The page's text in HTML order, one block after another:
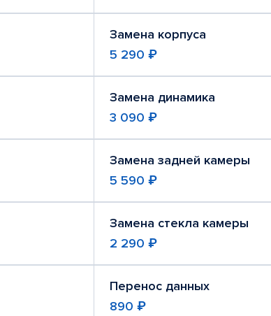
Замена корпуса
5 290 ₽
Замена динамика
3 090 ₽
Замена задней камеры
5 590 ₽
Замена стекла камеры
2 290 ₽
Перенос данных
890 ₽